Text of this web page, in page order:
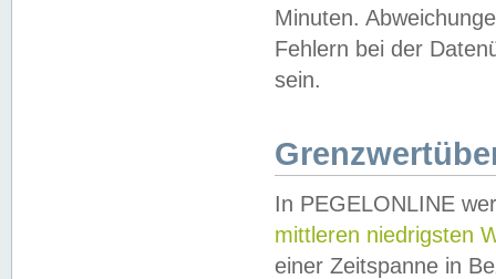
Minuten.
Fehlern bei der
sein.
In PEGELONLINE
mittleren niedrigsten
einer Zeitspanne in